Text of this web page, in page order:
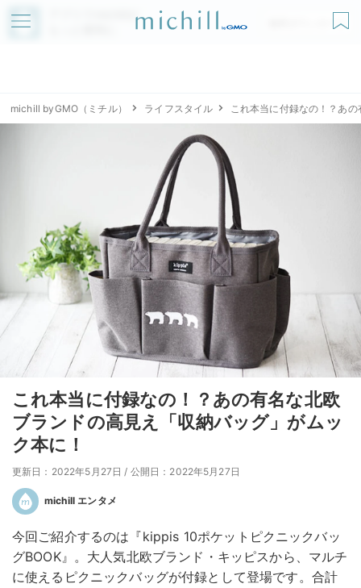
アプリでmichillが
無料ダウンロード
michill byGMO（ミチル） ライフスタイル これ本当に付録なの！？あ
これ本当に付録なの！？あの有名な北欧
ブランドの高見え「収納バッグ」がムッ
ク本に！
更新日：2022年5月27日 / 公開日：2022年5月27日
michill エンタメ
今回ご紹介するのは『kippis 10ポケットピクニックバッ
グBOOK』。大人気北欧ブランド・キッピスから、マルチ
に使えるピクニックバッグが付録として登場です。合計